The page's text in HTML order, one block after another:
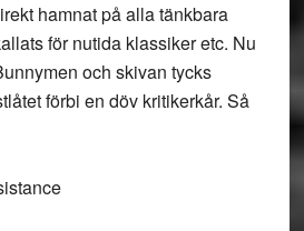
hamnat på alla tänkbara
för nutida klassiker etc. Nu
och skivan tycks
förbi en döv kritikerkår. Så